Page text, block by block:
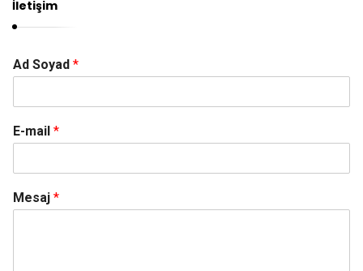
İletişim
Ad Soyad *
E-mail *
Mesaj *